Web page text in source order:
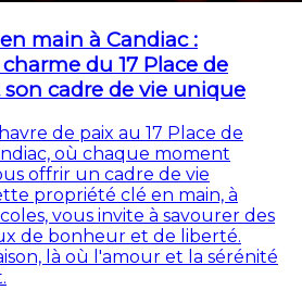
main à Candiac :
du 17 Place de
cadre de vie unique
de paix au 17 Place de
où chaque moment
offrir un cadre de vie
propriété clé en main, à
vous invite à savourer des
de bonheur et de liberté.
là où l'amour et la sérénité